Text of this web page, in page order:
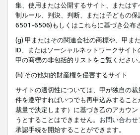
集、使用または公開するサイト、または
制ルール、判決、判断、または子どもの
6501-6506)もしくはこれらに基づき公布
(g) 甲またはその関連会社の商標や、甲ま
ID、またはソーシャルネットワークサイ
甲の商標の非包括的リストをご覧ください
(h) その他知的財産権を侵害するサイト
サイトの適切性については、甲が独自の
件を遵守すればいつでも再申込みするこ
裁量で決定します）に基づき乙のアカウ
うとすることはできません。 お問い合わせ
承認手続を開始することができます。